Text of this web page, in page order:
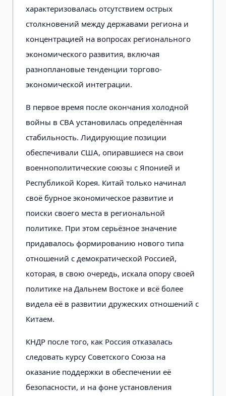
характеризовалась отсутствием острых
столкновений между державами региона и
концентрацией на вопросах регионального
экономического развития, включая
разноплановые тенденции торгово-
экономической интеграции.
В первое время после окончания холодной
войны в СВА установилась определённая
стабильность. Лидирующие позиции
обеспечивали США, опиравшиеся на свои
военнополитические союзы с Японией и
Республикой Корея. Китай только начинал
своё бурное экономическое развитие и
поиски своего места в региональной
политике. При этом серьёзное значение
придавалось формированию нового типа
отношений с демократической Россией,
которая, в свою очередь, искала опору своей
политике на Дальнем Востоке и всё более
видела её в развитии дружеских отношений с
Китаем.
КНДР после того, как Россия отказалась
следовать курсу Советского Союза на
оказание поддержки в обеспечении её
безопасности, и на фоне установления